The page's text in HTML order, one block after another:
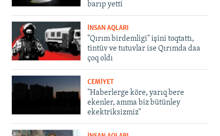
barıp yetti
İNSAN AQLARI
"Qırım birdemligi" işini toqtattı,
tintüv ve tutuvlar ise Qırımda daa
çoq oldı
CEMİYET
"Haberlerge köre, yarıq bere
ekenler, amma biz bütünley
ekektriksizmiz"